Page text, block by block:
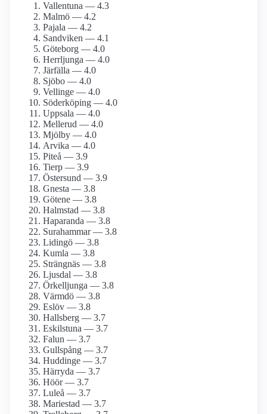
Vallentuna — 4.3
Malmö — 4.2
Pajala — 4.2
Sandviken — 4.1
Göteborg — 4.0
Herrljunga — 4.0
Järfälla — 4.0
Sjöbo — 4.0
Vellinge — 4.0
Söderköping — 4.0
Uppsala — 4.0
Mellerud — 4.0
Mjölby — 4.0
Arvika — 4.0
Piteå — 3.9
Tierp — 3.9
Östersund — 3.9
Gnesta — 3.8
Götene — 3.8
Halmstad — 3.8
Haparanda — 3.8
Surahammar — 3.8
Lidingö — 3.8
Kumla — 3.8
Strängnäs — 3.8
Ljusdal — 3.8
Örkelljunga — 3.8
Värmdö — 3.8
Eslöv — 3.8
Hallsberg — 3.7
Eskilstuna — 3.7
Falun — 3.7
Gullspång — 3.7
Huddinge — 3.7
Härryda — 3.7
Höör — 3.7
Luleå — 3.7
Mariestad — 3.7